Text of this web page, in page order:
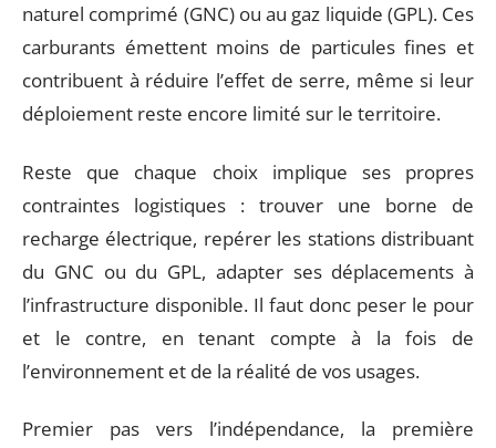
naturel comprimé (GNC) ou au gaz liquide (GPL). Ces
carburants émettent moins de particules fines et
contribuent à réduire l’effet de serre, même si leur
déploiement reste encore limité sur le territoire.
Reste que chaque choix implique ses propres
contraintes logistiques : trouver une borne de
recharge électrique, repérer les stations distribuant
du GNC ou du GPL, adapter ses déplacements à
l’infrastructure disponible. Il faut donc peser le pour
et le contre, en tenant compte à la fois de
l’environnement et de la réalité de vos usages.
Premier pas vers l’indépendance, la première